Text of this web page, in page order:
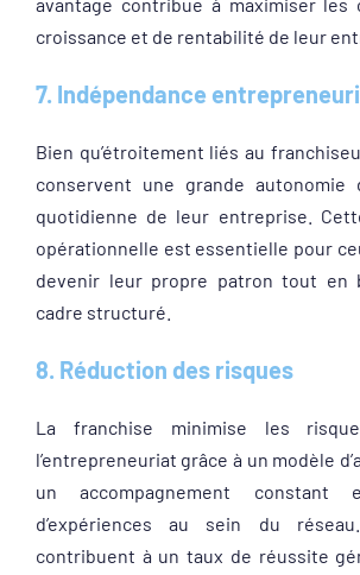
croissance et de rentabilité de leur
7. Indépendance
Bien qu’étroitement liés au
conservent une grande autonomie
quotidienne de leur entreprise.
opérationnelle est essentielle pour
devenir leur propre patron tout en
cadre structuré.
8. Réduction des risques
La franchise minimise les
l’entrepreneuriat grâce à un modèle
un accompagnement
d’expériences au sein du
contribuent à un taux de réussite